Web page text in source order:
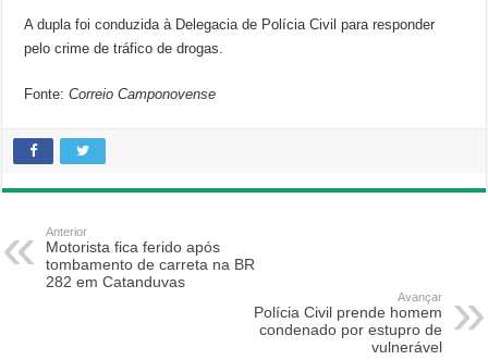
A dupla foi conduzida à Delegacia de Polícia Civil para responder
pelo crime de tráfico de drogas.
Fonte:Correio Camponovense
Anterior
Motorista fica ferido após
tombamento de carreta na BR
282 em Catanduvas
Avançar
Polícia Civil prende homem
condenado por estupro de
vulnerável